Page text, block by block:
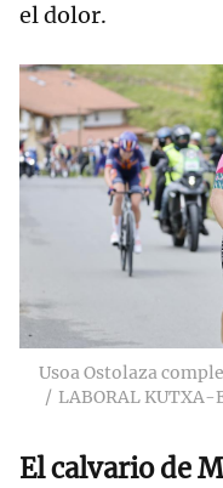
el dolor.
Usoa Ostolaza
LABORAL KUTXA-
El calvario de